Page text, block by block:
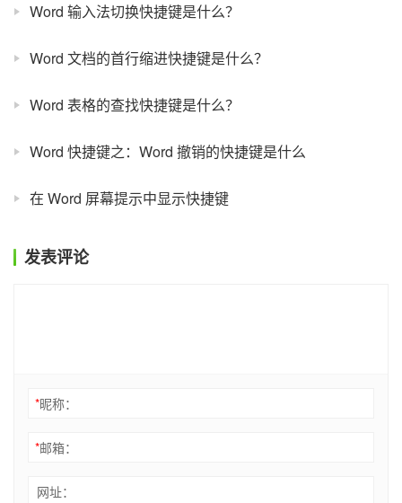
Word 输入法切换快捷键是什么？
Word 文档的首行缩进快捷键是什么？
Word 表格的查找快捷键是什么？
Word 快捷键之：Word 撤销的快捷键是什么
在 Word 屏幕提示中显示快捷键
发表评论
*昵称：
*邮箱：
网址：